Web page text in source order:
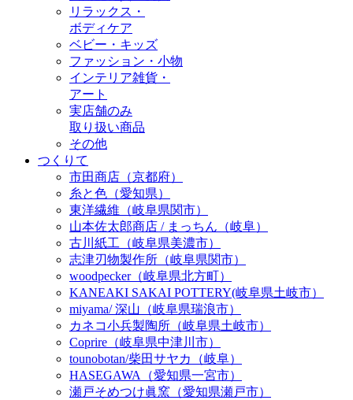
リラックス・
ボディケア
ベビー・キッズ
ファッション・小物
インテリア雑貨・
アート
実店舗のみ
取り扱い商品
その他
つくりて
市田商店（京都府）
糸と色（愛知県）
東洋繊維（岐阜県関市）
山本佐太郎商店 / まっちん（岐阜）
古川紙工（岐阜県美濃市）
志津刃物製作所（岐阜県関市）
woodpecker（岐阜県北方町）
KANEAKI SAKAI POTTERY(岐阜県土岐市）
miyama/ 深山（岐阜県瑞浪市）
カネコ小兵製陶所（岐阜県土岐市）
Coprire（岐阜県中津川市）
tounobotan/柴田サヤカ（岐阜）
HASEGAWA（愛知県一宮市）
瀬戸そめつけ眞窯（愛知県瀬戸市）